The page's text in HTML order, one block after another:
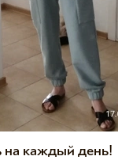
на каждый день!